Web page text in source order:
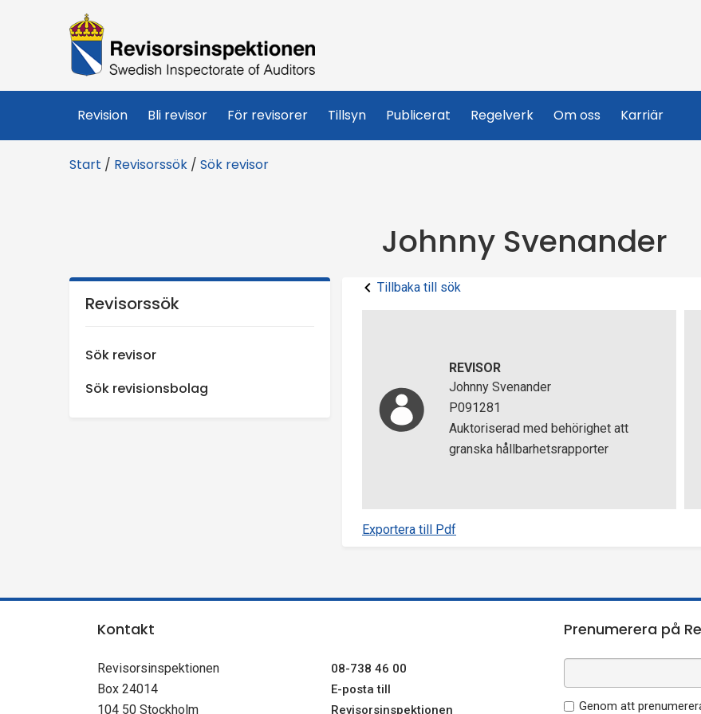
R
e
v
i
r
n
t
Revision Bli revisor För revisorer Tillsyn Publicerat Regelverk Om oss Karriär
Start / Revisorssök / Sök revisor
Johnny Svenander
Tillbaka till sök
REVISOR
Johnny Svenander
P091281
Auktoriserad med behörighet att
granska hållbarhetsrapporter
Exportera till Pdf
Revisorssök
Sök revisor
Sök revisionsbolag
Kontakt
Revisorsinspektionen
Box 24014
104 50 Stockholm
08-738 46 00
E-posta till
Revisorsinspektionen
Prenumerera på
Genom att